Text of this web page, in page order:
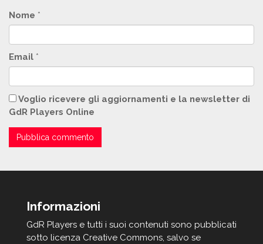
Nome *
Email *
Voglio ricevere gli aggiornamenti e la newsletter di
GdR Players Online
Informazioni
GdR Players e tutti i suoi contenuti sono pubblicati
sotto licenza Creative Commons, salvo se